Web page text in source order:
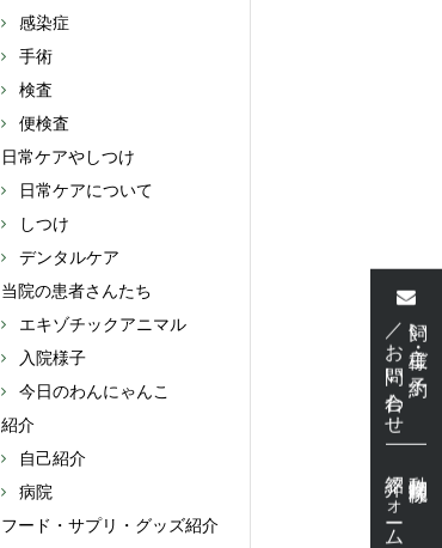
飼い主様・ご予約
／お問い合わせ
紹介フォーム
感染症
手術
検査
便検査
日常ケアやしつけ
日常ケアについて
しつけ
デンタルケア
当院の患者さんたち
エキゾチックアニマル
入院様子
今日のわんにゃんこ
紹介
自己紹介
病院
フード・サプリ・グッズ紹介